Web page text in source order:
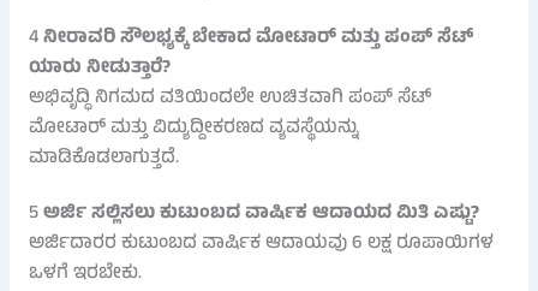
4ನೀರಾವರಿ ಸೌಲಭ್ಯಕ್ಕೆ ಬೇಕಾದ ಮೋಟಾರ್ ಮತ್ತು ಪಂಪ್ ಸೆಟ್
ಯಾರು ನೀಡುತ್ತಾರೆ?
ಅಭಿವೃದ್ಧಿ ನಿಗಮದ ವತಿಯಿಂದಲೇ ಉಚಿತವಾಗಿ ಪಂಪ್ ಸೆಟ್
ಮೋಟಾರ್ ಮತ್ತು ವಿದ್ಯುದ್ದೀಕರಣದ ವ್ಯವಸ್ಥೆಯನ್ನು
ಮಾಡಿಕೊಡಲಾಗುತ್ತದೆ.
5ಅರ್ಜಿ ಸಲ್ಲಿಸಲು ಕುಟುಂಬದ ವಾರ್ಷಿಕ ಆದಾಯದ ಮಿತಿ ಎಷ್ಟು?
ಅರ್ಜಿದಾರರ ಕುಟುಂಬದ ವಾರ್ಷಿಕ ಆದಾಯವು 6 ಲಕ್ಷ ರೂಪಾಯಿಗಳ
ಒಳಗೆ ಇರಬೇಕು.